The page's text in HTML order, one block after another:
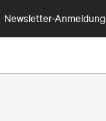
Newsletter-Anmeldung